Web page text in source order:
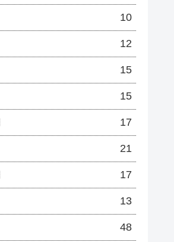
10
12
15
15
17
21
17
13
48